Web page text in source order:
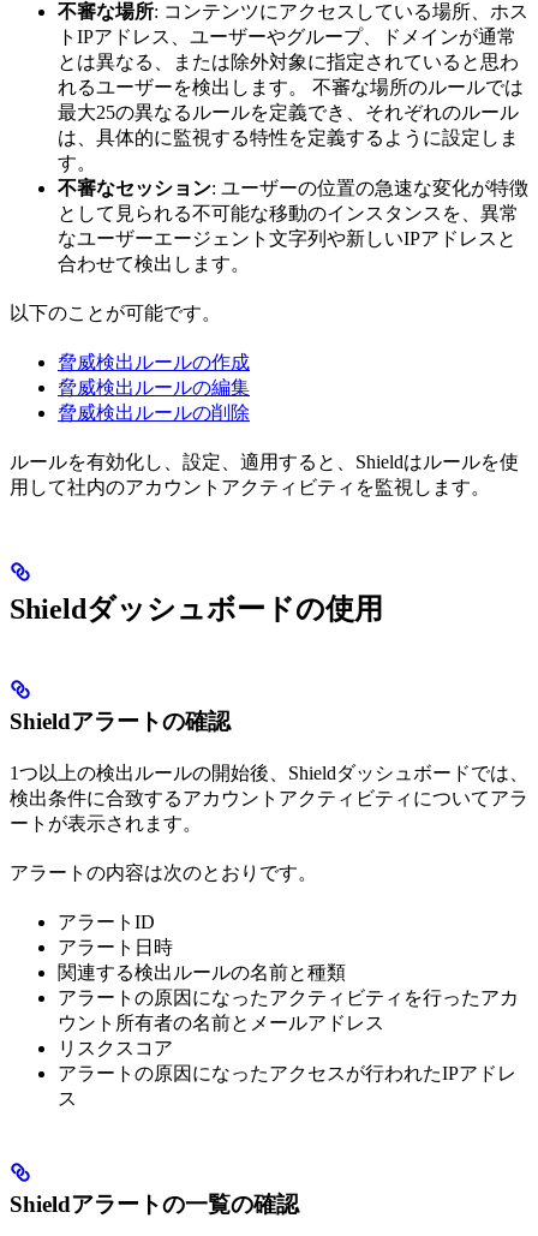
不審な場所: コンテンツにアクセスしている場所、ホス
トIPアドレス、ユーザーやグループ、ドメインが通常
とは異なる、または除外対象に指定されていると思わ
れるユーザーを検出します。 不審な場所のルールでは
最大25の異なるルールを定義でき、それぞれのルール
は、具体的に監視する特性を定義するように設定しま
す。
不審なセッション: ユーザーの位置の急速な変化が特徴
として見られる不可能な移動のインスタンスを、異常
なユーザーエージェント文字列や新しいIPアドレスと
合わせて検出します。
以下のことが可能です。
脅威検出ルールの作成
脅威検出ルールの編集
脅威検出ルールの削除
ルールを有効化し、設定、適用すると、Shieldはルールを使
用して社内のアカウントアクティビティを監視します。
Shieldダッシュボードの使用
Shieldアラートの確認
1つ以上の検出ルールの開始後、Shieldダッシュボードでは、
検出条件に合致するアカウントアクティビティについてアラ
ートが表示されます。
アラートの内容は次のとおりです。
アラートID
アラート日時
関連する検出ルールの名前と種類
アラートの原因になったアクティビティを行ったアカ
ウント所有者の名前とメールアドレス
リスクスコア
アラートの原因になったアクセスが行われたIPアドレ
ス
Shieldアラートの一覧の確認